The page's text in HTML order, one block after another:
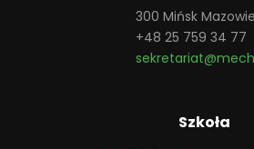
300 Mińsk
+48 25 759 34 77
Szkoła